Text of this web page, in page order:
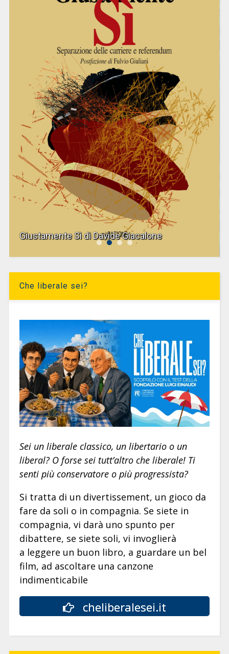
Giustamente Sì di Davide Giacalone
Che liberale sei?
Sei un liberale classico, un libertario o un
liberal? O forse sei tutt’altro che liberale! Ti
senti più conservatore o più progressista?
Si tratta di un divertissement, un gioco da
fare da soli o in compagnia. Se siete in
compagnia, vi darà uno spunto per
dibattere, se siete soli, vi invoglierà
a leggere un buon libro, a guardare un bel
film, ad ascoltare una canzone
indimenticabile
cheliberalesei.it